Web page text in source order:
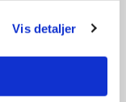
Vis detaljer